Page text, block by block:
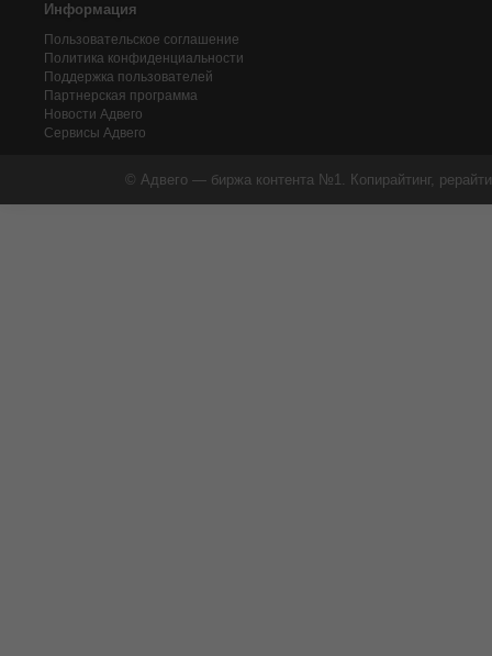
Информация
Пользовательское соглашение
Политика конфиденциальности
Поддержка пользователей
Партнерская программа
Новости Адвего
Сервисы Адвего
© Адвего — биржа контента №1. Копирайтинг,